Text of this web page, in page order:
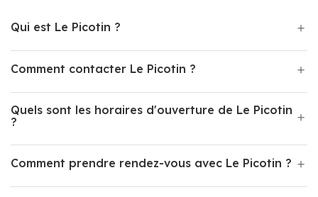
Qui est Le Picotin ?
Comment contacter Le Picotin ?
Quels sont les horaires d'ouverture de Le Picotin
?
Comment prendre rendez-vous avec Le Picotin ?